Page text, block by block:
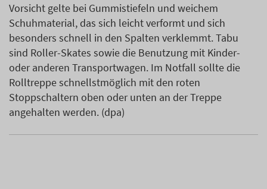
Vorsicht gelte bei Gummistiefeln und weichem
Schuhmaterial, das sich leicht verformt und sich
besonders schnell in den Spalten verklemmt. Tabu
sind Roller-Skates sowie die Benutzung mit Kinder-
oder anderen Transportwagen. Im Notfall sollte die
Rolltreppe schnellstmöglich mit den roten
Stoppschaltern oben oder unten an der Treppe
angehalten werden. (dpa)